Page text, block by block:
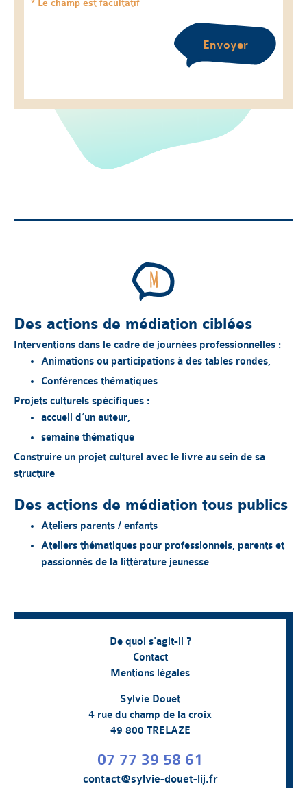
* Le champ est facultatif
Envoyer
Des actions de médiation ciblées
Interventions dans le cadre de journées professionnelles :
Animations ou participations à des tables rondes,
Conférences thématiques
Projets culturels spécifiques :
accueil d’un auteur,
semaine thématique
Construire un projet culturel avec le livre au sein de sa
structure
Des actions de médiation tous publics
Ateliers parents / enfants
Ateliers thématiques pour professionnels, parents et
passionnés de la littérature jeunesse
De quoi s'agit-il ?
Contact
Mentions légales
Sylvie Douet
4 rue du champ de la croix
49 800 TRELAZE
07 77 39 58 61
contact@sylvie-douet-lij.fr